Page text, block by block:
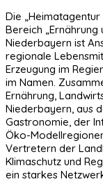
Die
Bereich
Niederbayern ist
regionale
Erzeugung im
im Namen.
Ernährung,
Niederbayern, aus
Gastronomie, der
Öko-
Vertretern der
Klimaschutz und
ein starkes